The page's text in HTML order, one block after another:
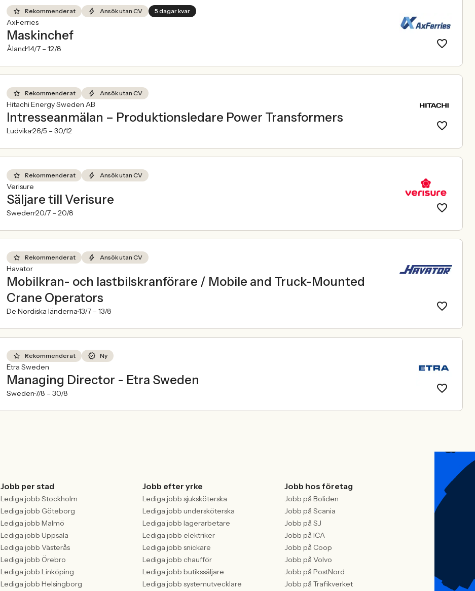
Rekommenderat Ansök utan CV 5 dagar kvar
AxFerries
Maskinchef
Åland14/7 – 12/8
Rekommenderat Ansök utan CV
Hitachi Energy Sweden AB
Intresseanmälan – Produktionsledare Power Transformers
Ludvika26/5 – 30/12
Rekommenderat Ansök utan CV
Verisure
Säljare till Verisure
Sweden20/7 – 20/8
Rekommenderat Ansök utan CV
Havator
Mobilkran- och lastbilskranförare / Mobile and Truck-Mounted
Crane Operators
De Nordiska länderna13/7 – 13/8
Rekommenderat Ny
Etra Sweden
Managing Director - Etra Sweden
Sweden7/8 – 30/8
Jobb per stad
Lediga jobb Stockholm
Lediga jobb Göteborg
Lediga jobb Malmö
Lediga jobb Uppsala
Lediga jobb Västerås
Lediga jobb Örebro
Lediga jobb Linköping
Lediga jobb Helsingborg
Jobb efter yrke
Lediga jobb sjuksköterska
Lediga jobb undersköterska
Lediga jobb lagerarbetare
Lediga jobb elektriker
Lediga jobb snickare
Lediga jobb chaufför
Lediga jobb butikssäljare
Lediga jobb systemutvecklare
Jobb hos företag
Jobb på Boliden
Jobb på Scania
Jobb på SJ
Jobb på ICA
Jobb på Coop
Jobb på Volvo
Jobb på PostNord
Jobb på Trafikverket